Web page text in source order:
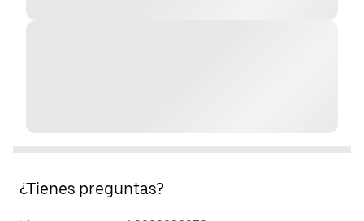
¿Tienes preguntas?